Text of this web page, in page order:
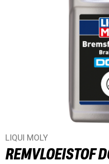
LIQUI MOLY
REMVLOEISTOF